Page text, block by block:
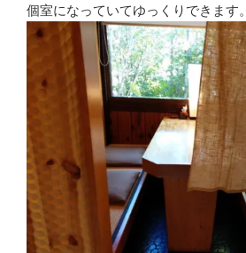
個室になっていてゆっくりできます。